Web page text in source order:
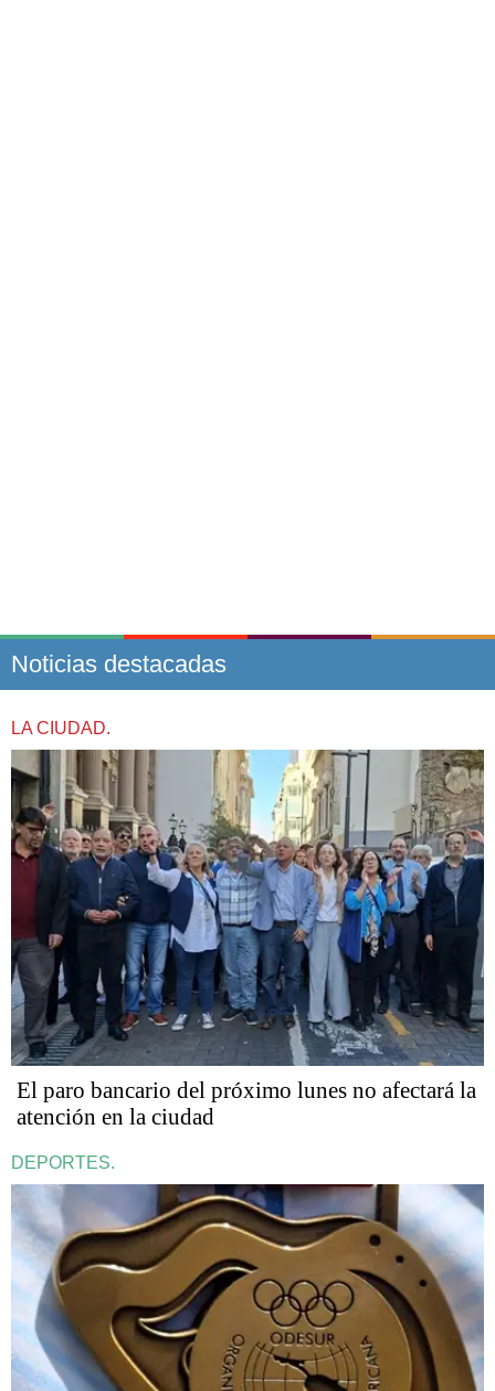
Noticias destacadas
LA CIUDAD.
El paro bancario del próximo lunes no afectará la
atención en la ciudad
DEPORTES.